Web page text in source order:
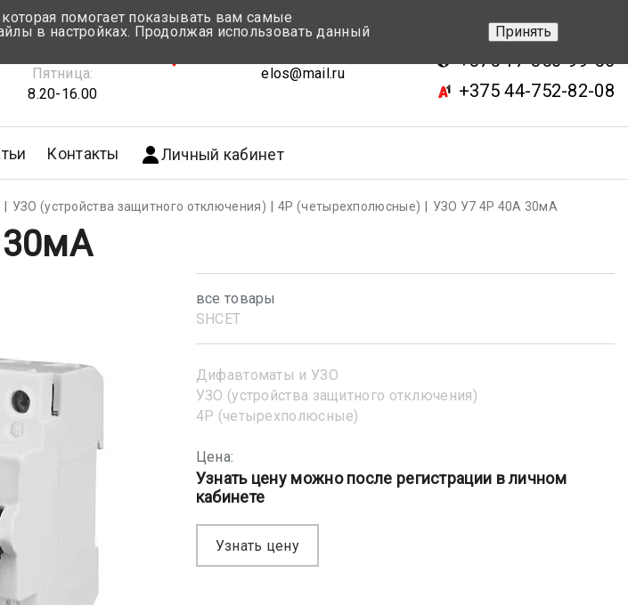
Четверг:
Пятница:
8.20-16.00
elos@mail.ru
+375 17-343-46-70
+375 17-350-99-56
+375 44-752-82-08
Контакты Личный кабинет
УЗО (устройства защитного отключения) 4Р (четырехполюсные) УЗО У7 4Р 40А 30мА
все товары
SHСET
Дифавтоматы и УЗО
УЗО (устройства защитного отключения)
4Р (четырехполюсные)
Цена:
Узнать цену можно после регистрации в личном
кабинете
Узнать цену
помогает показывать вам самые
в настройках. Продолжая использовать данный
Принять